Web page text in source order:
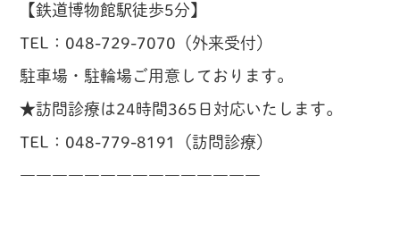
【鉄道博物館駅徒歩5分】
TEL：048-729-7070（外来受付）
駐車場・駐輪場ご用意しております。
★訪問診療は24時間365日対応いたします。
TEL：048-779-8191（訪問診療）
―――――――――――――――